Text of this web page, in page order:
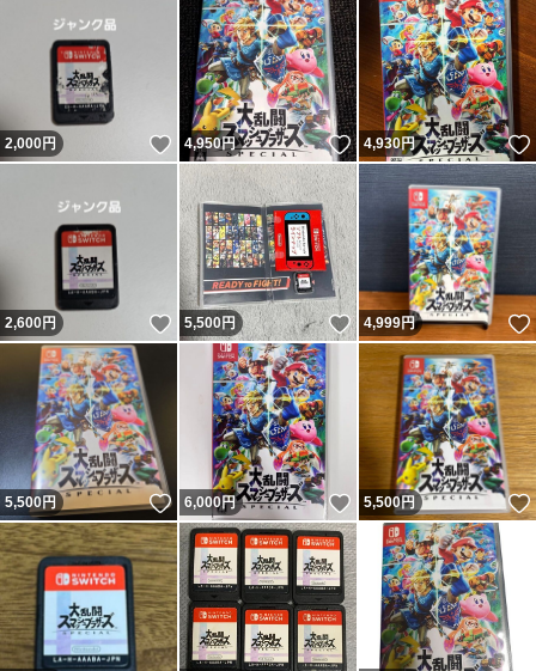
2,000円 いいね！
4,950円 いいね！
4,930円
2,600円 いいね！
5,500円 いいね！
4,999円
5,500円 いいね！
6,000円 いいね！
5,500円